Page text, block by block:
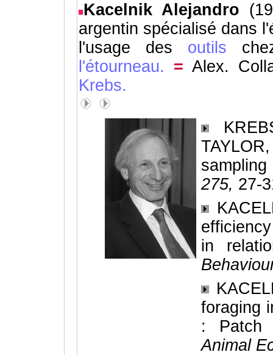
Kacelnik Alejandro
argentin spécialisé dans
l'usage des outils
l'étourneau.
= Alex.
Krebs.
275, 27-
in
foraging
: Patch
Animal